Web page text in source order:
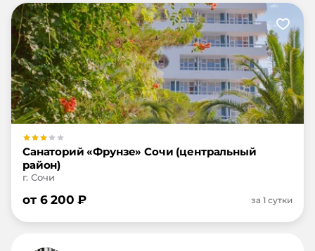
Санаторий «Фрунзе» Сочи (центральный
район)
г. Сочи
от 6 200 ₽ за 1 сутки